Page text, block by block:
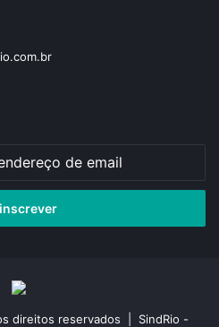
direitos reservados | SindRio -